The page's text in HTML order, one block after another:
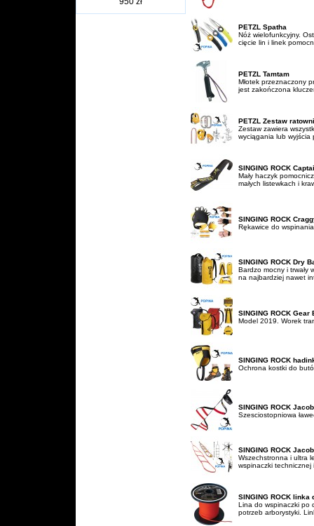
PETZL Spatha
Nóż wielofunkcyjny.
cięcie lin i linek
PETZL Tamtam
Młotek przeznaczony
jest zakończona
PETZL Zestaw
Zestaw zawiera
wyciągania lub
SINGING ROCK
Mały haczyk
małych listewkach i
SINGING ROCK
Rękawice do
SINGING ROCK Dry
Bardzo mocny i trwały
na najbardziej nawet
SINGING ROCK Gear
Model 2019. Worek
SINGING ROCK
Ochrona kostki do
SINGING ROCK Jacob
Szesciostopniowa
SINGING ROCK
Wszechstronna i ultra
wspinaczki
SINGING ROCK
Lina do wspinaczki po
potrzeb arborystyki.